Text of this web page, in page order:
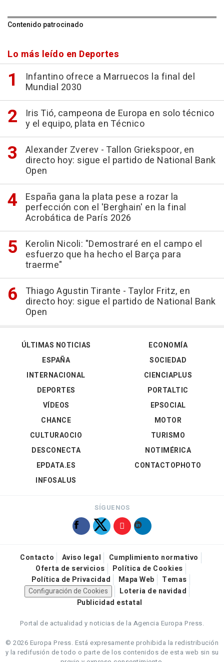
Contenido patrocinado
Lo más leído en Deportes
Infantino ofrece a Marruecos la final del
Mundial 2030
Iris Tió, campeona de Europa en solo técnico
y el equipo, plata en Técnico
Alexander Zverev - Tallon Griekspoor, en
directo hoy: sigue el partido de National Bank
Open
España gana la plata pese a rozar la
perfección con el 'Berghain' en la final
Acrobática de París 2026
Kerolin Nicoli: "Demostraré en el campo el
esfuerzo que ha hecho el Barça para
traerme"
Thiago Agustin Tirante - Taylor Fritz, en
directo hoy: sigue el partido de National Bank
Open
ÚLTIMAS NOTICIAS
ESPAÑA
INTERNACIONAL
DEPORTES
VÍDEOS
ECONOMÍA
SOCIEDAD
CIENCIAPLUS
PORTALTIC
EPSOCIAL
CHANCE
CULTURAOCIO
DESCONECTA
EPDATA.ES
INFOSALUS
MOTOR
TURISMO
NOTIMÉRICA
CONTACTOPHOTO
SÍGUENOS
Contacto Aviso legal
Cumplimiento normativo
Oferta de servicios
Política de Cookies
Política de Privacidad
Mapa Web
Temas
Configuración de Cookies
Loteria de navidad
Publicidad estatal
Portal de actualidad y noticias de la Agencia Europa Press.
© 2026 Europa Press. Está expresamente prohibida la redistribución
y la redifusión de todo o parte de los contenidos de esta web sin su